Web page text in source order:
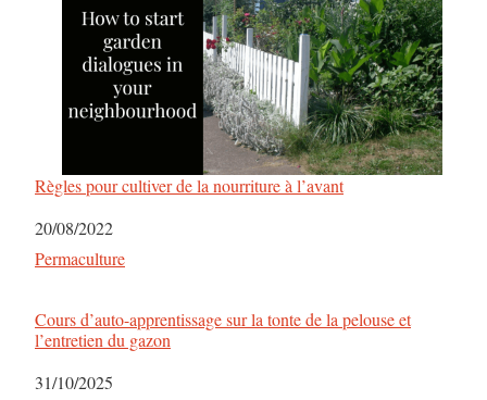
Règles pour cultiver de la nourriture à l’avant
Date
20/08/2022
Par rapport à
Permaculture
Cours d’auto-apprentissage sur la tonte de la pelouse et
l’entretien du gazon
Date
31/10/2025